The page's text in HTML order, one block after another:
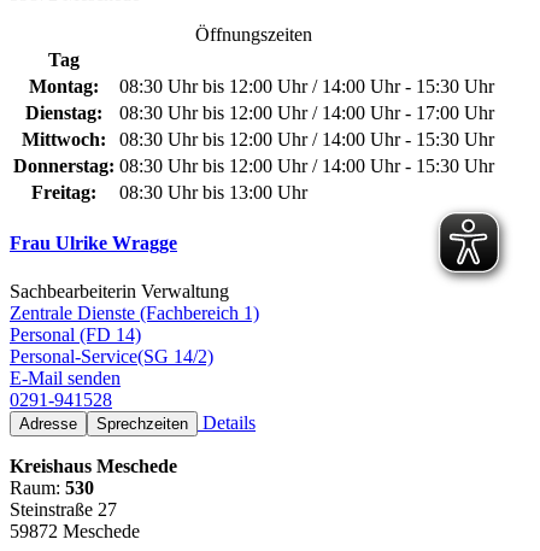
Öffnungszeiten
Tag
Montag:
08:30 Uhr bis 12:00 Uhr / 14:00 Uhr - 15:30 Uhr
Dienstag:
08:30 Uhr bis 12:00 Uhr / 14:00 Uhr - 17:00 Uhr
Mittwoch:
08:30 Uhr bis 12:00 Uhr / 14:00 Uhr - 15:30 Uhr
Donnerstag: 08:30 Uhr bis 12:00 Uhr / 14:00 Uhr - 15:30 Uhr
Freitag:
08:30 Uhr bis 13:00 Uhr
Frau Ulrike Wragge
Sachbearbeiterin Verwaltung
Zentrale Dienste (Fachbereich 1)
Personal (FD 14)
Personal-Service(SG 14/2)
E-Mail senden
0291-941528
Adresse Sprechzeiten Details
Kreishaus Meschede
Raum: 530
Steinstraße 27
59872 Meschede